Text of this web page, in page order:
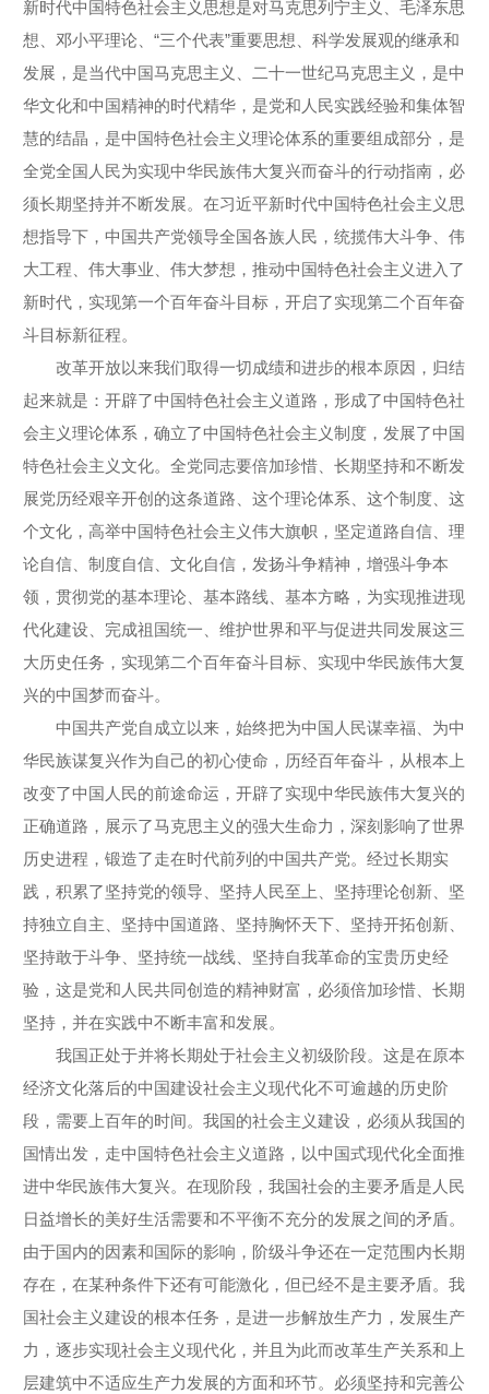
新时代中国特色社会主义思想是对马克思列宁主义、毛泽东思
想、邓小平理论、“三个代表”重要思想、科学发展观的继承和
发展，是当代中国马克思主义、二十一世纪马克思主义，是中
华文化和中国精神的时代精华，是党和人民实践经验和集体智
慧的结晶，是中国特色社会主义理论体系的重要组成部分，是
全党全国人民为实现中华民族伟大复兴而奋斗的行动指南，必
须长期坚持并不断发展。在习近平新时代中国特色社会主义思
想指导下，中国共产党领导全国各族人民，统揽伟大斗争、伟
大工程、伟大事业、伟大梦想，推动中国特色社会主义进入了
新时代，实现第一个百年奋斗目标，开启了实现第二个百年奋
斗目标新征程。
改革开放以来我们取得一切成绩和进步的根本原因，归结
起来就是：开辟了中国特色社会主义道路，形成了中国特色社
会主义理论体系，确立了中国特色社会主义制度，发展了中国
特色社会主义文化。全党同志要倍加珍惜、长期坚持和不断发
展党历经艰辛开创的这条道路、这个理论体系、这个制度、这
个文化，高举中国特色社会主义伟大旗帜，坚定道路自信、理
论自信、制度自信、文化自信，发扬斗争精神，增强斗争本
领，贯彻党的基本理论、基本路线、基本方略，为实现推进现
代化建设、完成祖国统一、维护世界和平与促进共同发展这三
大历史任务，实现第二个百年奋斗目标、实现中华民族伟大复
兴的中国梦而奋斗。
中国共产党自成立以来，始终把为中国人民谋幸福、为中
华民族谋复兴作为自己的初心使命，历经百年奋斗，从根本上
改变了中国人民的前途命运，开辟了实现中华民族伟大复兴的
正确道路，展示了马克思主义的强大生命力，深刻影响了世界
历史进程，锻造了走在时代前列的中国共产党。经过长期实
践，积累了坚持党的领导、坚持人民至上、坚持理论创新、坚
持独立自主、坚持中国道路、坚持胸怀天下、坚持开拓创新、
坚持敢于斗争、坚持统一战线、坚持自我革命的宝贵历史经
验，这是党和人民共同创造的精神财富，必须倍加珍惜、长期
坚持，并在实践中不断丰富和发展。
我国正处于并将长期处于社会主义初级阶段。这是在原本
经济文化落后的中国建设社会主义现代化不可逾越的历史阶
段，需要上百年的时间。我国的社会主义建设，必须从我国的
国情出发，走中国特色社会主义道路，以中国式现代化全面推
进中华民族伟大复兴。在现阶段，我国社会的主要矛盾是人民
日益增长的美好生活需要和不平衡不充分的发展之间的矛盾。
由于国内的因素和国际的影响，阶级斗争还在一定范围内长期
存在，在某种条件下还有可能激化，但已经不是主要矛盾。我
国社会主义建设的根本任务，是进一步解放生产力，发展生产
力，逐步实现社会主义现代化，并且为此而改革生产关系和上
层建筑中不适应生产力发展的方面和环节。必须坚持和完善公